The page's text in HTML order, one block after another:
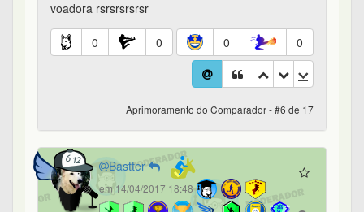
voadora rsrsrsrsrsr
0 0 0 0
Aprimoramento do Comparador - #6 de 17
Bastter
em 14/04/2017 18:48